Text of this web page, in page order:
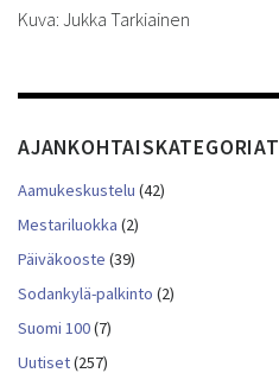
Kuva: Jukka Tarkiainen
AJANKOHTAISKATEGORIAT
Aamukeskustelu (42)
Mestariluokka (2)
Päiväkooste (39)
Sodankylä-palkinto (2)
Suomi 100(7)
Uutiset(257)